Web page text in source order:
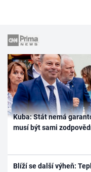
Kuba: Stát nemá
musí být sami
Blíží se další výheň: